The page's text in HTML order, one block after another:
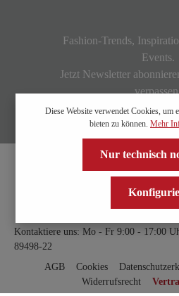
Fashion-Trends,
Events.
Jetzt Newsletter
Kontaktiere uns: Mo - Fr 9:00 - 17:00
89498-22
AGB
Cookies
Widerrufsrecht
Diese Website verwendet Cookies, um
bieten zu können. Mehr
Nur technisch